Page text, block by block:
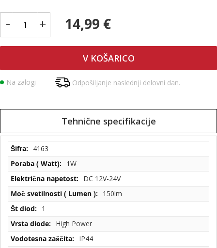
- + 14,99 €
V KOŠARICO
Na zalogi Odpošiljanje naslednji delovni dan.
Tehnične specifikacije
Tehnične
specifikacije
4163
1W
DC 12V-24V
150lm
1
High Power
IP44